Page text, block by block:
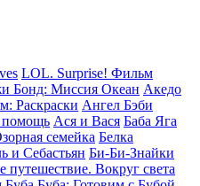
LOL. Surprise! Фильм
Бонд: Миссия Океан Акедо
Раскраски Ангел Бэби
помощь Ася и Вася Баба Яга
семейка Белка
и Себастьян Би-Би-Знайки
путешествие. Вокруг света